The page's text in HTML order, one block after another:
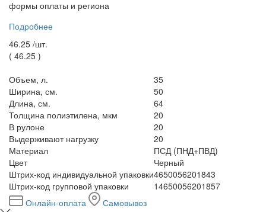
формы оплаты и региона
Подробнее
46.25 /шт.
( 46.25 )
Объем, л.
35
Ширина, см.
50
Длина, см.
64
Толщина полиэтилена, мкм
20
В рулоне
20
Выдерживают нагрузку
20
Материал
ПСД (ПНД+ПВД)
Цвет
Черный
Штрих-код индивидуальной упаковки4650056201843
Штрих-код групповой упаковки
14650056201857
Онлайн-оплата
Самовывоз